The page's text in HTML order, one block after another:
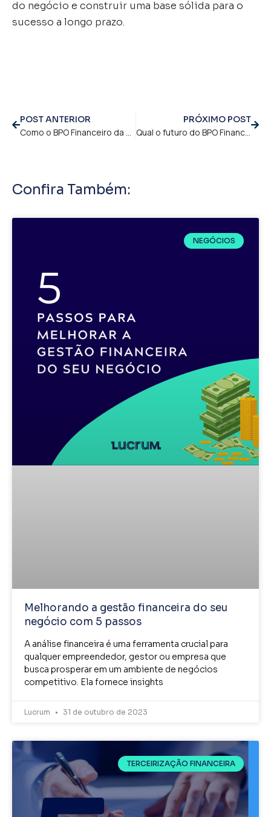
do negócio e construir uma base sólida para o
sucesso a longo prazo.
POST ANTERIOR PRÓXIMO POST
Qual o futuro do BPO Financeiro no Brasil?
Confira Também:
NEGÓCIOS
Melhorando a gestão financeira do seu
negócio com 5 passos
A análise financeira é uma ferramenta crucial para
qualquer empreendedor, gestor ou empresa que
busca prosperar em um ambiente de negócios
competitivo. Ela fornece insights
Lucrum 31 de outubro de 2023
TERCEIRIZAÇÃO FINANCEIRA